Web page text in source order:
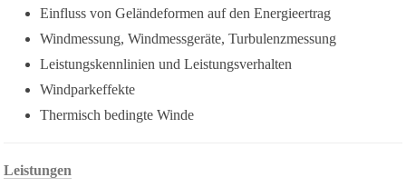
Einfluss von Geländeformen auf den Energieertrag
Windmessung, Windmessgeräte, Turbulenzmessung
Leistungskennlinien und Leistungsverhalten
Windparkeffekte
Thermisch bedingte Winde
Leistungen